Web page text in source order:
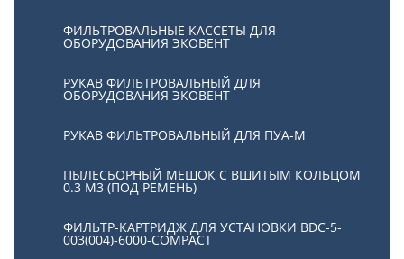
ФИЛЬТРОВАЛЬНЫЕ КАССЕТЫ ДЛЯ
ОБОРУДОВАНИЯ ЭКОВЕНТ
РУКАВ ФИЛЬТРОВАЛЬНЫЙ ДЛЯ
ОБОРУДОВАНИЯ ЭКОВЕНТ
РУКАВ ФИЛЬТРОВАЛЬНЫЙ ДЛЯ ПУА-М
ПЫЛЕСБОРНЫЙ МЕШОК С ВШИТЫМ КОЛЬЦОМ
0.3 М3 (ПОД РЕМЕНЬ)
ФИЛЬТР-КАРТРИДЖ ДЛЯ УСТАНОВКИ BDC-5-
003(004)-6000-COMPACT